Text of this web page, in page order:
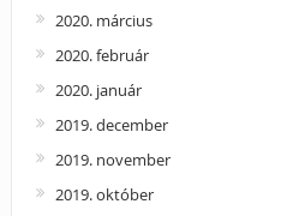
2020. március
2020. február
2020. január
2019. december
2019. november
2019. október